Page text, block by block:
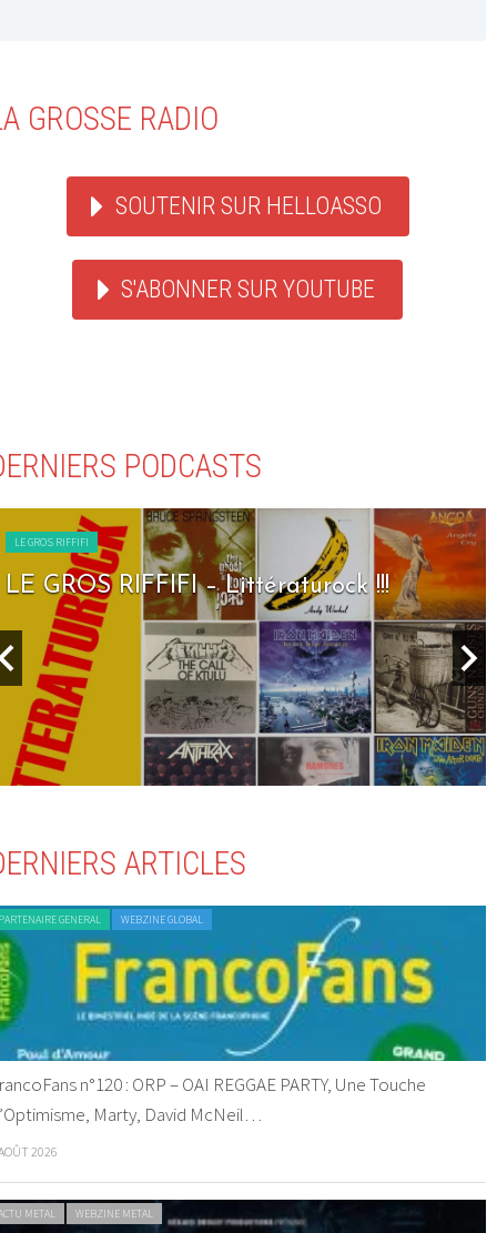
GROSSE RADIO
SOUTENIR SUR HELLOASSO
S'ABONNER SUR YOUTUBE
PODCASTS
LE GROS RIFFIFI
LE GROS RIFFIFI – Littératurock !!!
ARTICLES
GENERAL WEBZINE GLOBAL
n°120 : ORP – OAI REGGAE PARTY, Une Touche
Marty, David McNeil…
2026
METAL WEBZINE METAL